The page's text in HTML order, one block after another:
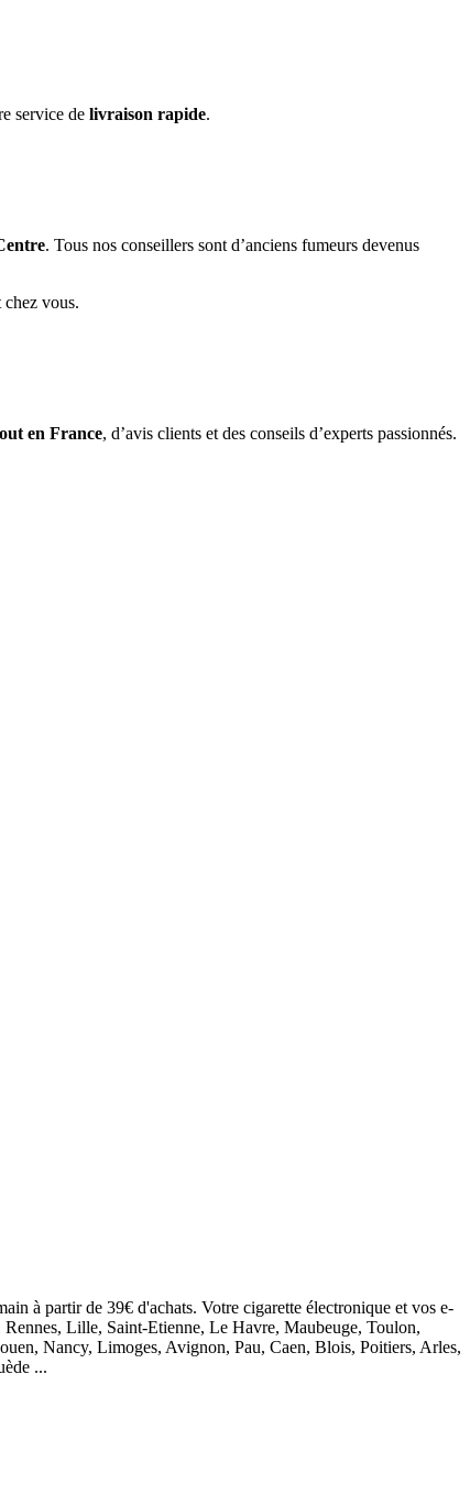
service de livraison rapide.
. Tous nos conseillers sont d’anciens fumeurs devenus
chez vous.
en France, d’avis clients et des conseils d’experts passionnés.
à partir de 39€ d'achats. Votre cigarette électronique et vos e-
Lille, Saint-Etienne, Le Havre, Maubeuge, Toulon,
Nancy, Limoges, Avignon, Pau, Caen, Blois, Poitiers, Arles,
...